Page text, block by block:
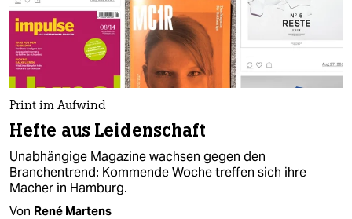
Print im Aufwind
Hefte aus Leidenschaft
Unabhängige Magazine wachsen gegen den
Branchentrend: Kommende Woche treffen sich ihre
Macher in Hamburg.
Von René Martens